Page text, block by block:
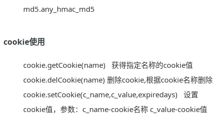
md5.any_hmac_md5
cookie使用
cookie.getCookie(name)
获得指定名称的cookie值
cookie.delCookie(name) 删除cookie,根据cookie名称删除
cookie.setCookie(c_name,c_value,expiredays)
设置
cookie值，参数：c_name-cookie名称 c_value-cookie值